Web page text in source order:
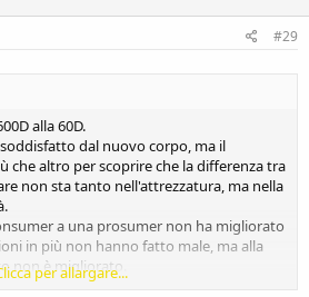
#29
alla 60D.
dal nuovo corpo, ma il
che altro per scoprire che la differenza tra
non sta tanto nell'attrezzatura, ma nella
a una prosumer non ha migliorato
in più non hanno fatto male, ma alla
non è migliorato.
il trip dell'acquisto nuova attrezzatura
per allargare...